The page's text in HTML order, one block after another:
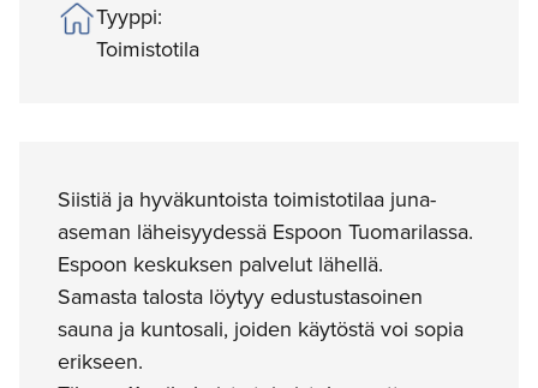
Tyyppi:
Toimistotila
Siistiä ja hyväkuntoista toimistotilaa juna-
aseman läheisyydessä Espoon Tuomarilassa.
Espoon keskuksen palvelut lähellä.
Samasta talosta löytyy edustustasoinen
sauna ja kuntosali, joiden käytöstä voi sopia
erikseen.